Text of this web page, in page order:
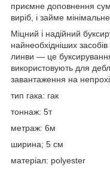
приємне доповнення
виріб, і займе
Міцний і надійний
найнеобхідніших
линви — це
використовують для
завантаження на
тип гака: гак
тоннаж: 5т
метраж: 6м
ширина; 5 см
матеріал: polyester